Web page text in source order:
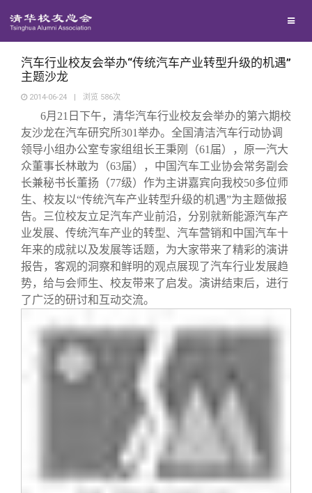
地区联络
年级联络
院系校友工作
专业委员会
兴趣群体
西南联大校友会
回馈母校
捐赠项目
捐赠新闻
捐赠纪事
捐赠方法
义工计划
媒体平台
《清华校友通讯》
《水木清华》
我要订阅
新媒体平台
百年清华
清华人物
清华故事
青春风采
校友讲坛
校友视界
校友服务
终身学习
信息化服务
实用信息
校友总会
总会简介
总会章程
理事会名单
制度法规
联系我们
关闭
汽车行业校友会举办“传统汽车产业转型升级的机遇”
主题沙龙
2014-06-24 | 浏览 586次
6月21日下午，清华汽车行业校友会举办的第六期校
友沙龙在汽车研究所301举办。全国清洁汽车行动协调
领导小组办公室专家组组长王秉刚（61届），原一汽大
众董事长林敢为（63届），中国汽车工业协会常务副会
长兼秘书长董扬（77级）作为主讲嘉宾向我校50多位师
生、校友以“传统汽车产业转型升级的机遇”为主题做报
告。三位校友立足汽车产业前沿，分别就新能源汽车产
业发展、传统汽车产业的转型、汽车营销和中国汽车十
年来的成就以及发展等话题，为大家带来了精彩的演讲
报告，客观的洞察和鲜明的观点展现了汽车行业发展趋
势，给与会师生、校友带来了启发。演讲结束后，进行
了广泛的研讨和互动交流。